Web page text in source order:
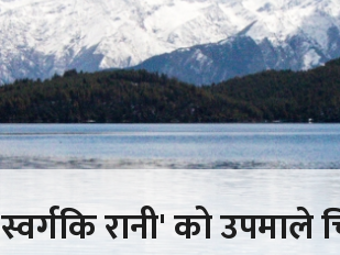
स्वर्गकि रानी' को उपमाले